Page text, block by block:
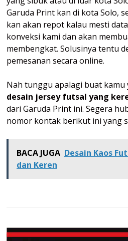
Garuda Print kan di kota Solo,
kan akan repot kalau mesti
konveksi kami dan akan
membengkat. Solusinya tentu
pemesanan secara online.
Nah tunggu apalagi buat kamu
desain jersey futsal yang
dari Garuda Print ini. Segera
nomor kontak berikut ini yang
BACA JUGA Desain Kaos
dan Keren